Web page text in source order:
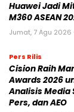
Huawei Jadi
M360 ASEAN
Jumat, 7 Agu 2026
Pers Rilis
Cision Raih
Awards 2026
Analisis Media
Pers, dan AEO